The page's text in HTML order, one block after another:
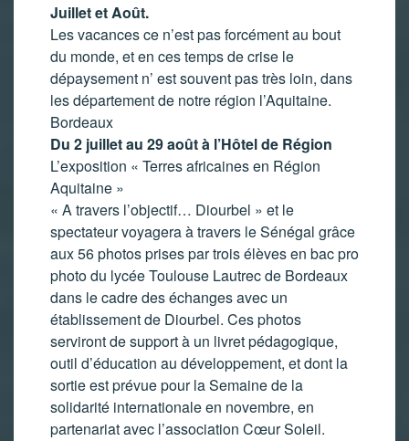
Juillet et Août.
Les vacances ce n’est pas forcément au bout
du monde, et en ces temps de crise le
dépaysement n’ est souvent pas très loin, dans
les département de notre région l’Aquitaine.
Bordeaux
Du 2 juillet au 29 août à l’Hôtel de Région
L’exposition « Terres africaines en Région
Aquitaine »
« A travers l’objectif… Diourbel » et le
spectateur voyagera à travers le Sénégal grâce
aux 56 photos prises par trois élèves en bac pro
photo du lycée Toulouse Lautrec de Bordeaux
dans le cadre des échanges avec un
établissement de Diourbel. Ces photos
serviront de support à un livret pédagogique,
outil d’éducation au développement, et dont la
sortie est prévue pour la Semaine de la
solidarité internationale en novembre, en
partenariat avec l’association Cœur Soleil.